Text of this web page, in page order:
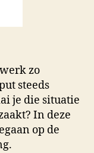
zo
steeds
je die situatie
In deze
op de